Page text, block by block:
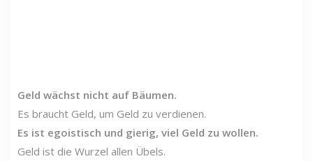
Geld wächst nicht auf Bäumen.
Es braucht Geld, um Geld zu verdienen.
Es ist egoistisch und gierig, viel Geld zu wollen.
Geld ist die Wurzel allen Übels.